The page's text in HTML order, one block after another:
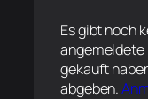
Es gibt noch
angemeldete
gekauft
abgeben.